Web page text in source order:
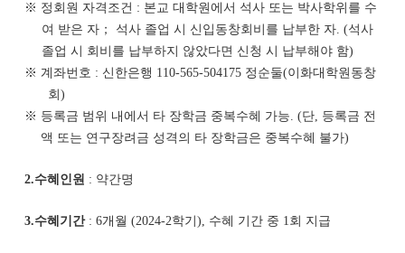
※ 정회원 자격조건 : 본교 대학원에서 석사 또는 박사학위를 수
여 받은 자； 석사 졸업 시 신입동창회비를 납부한 자. (석사
졸업 시 회비를 납부하지 않았다면 신청 시 납부해야 함)
※ 계좌번호 : 신한은행 110-565-504175 정순둘(이화대학원동창
회)
※ 등록금 범위 내에서 타 장학금 중복수혜 가능. (단, 등록금 전
액 또는 연구장려금 성격의 타 장학금은 중복수혜 불가)
2.수혜인원 : 약간명
3.수혜기간 : 6개월 (2024-2학기), 수혜 기간 중 1회 지급